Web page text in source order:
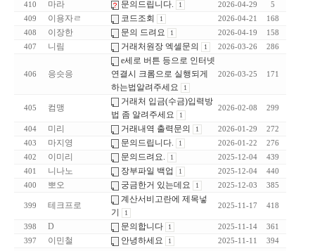
410
마라 문의드립니다. 1 2026-04-29
5
409
이용자ㄹ 코드조회 1 2026-04-21
168
408
이장한 문의 드려요 1 2026-04-19
158
407
니림 거래처원장 엑셀문의 1 2026-03-26 286
406 응슷응
e세로 버튼 등으로 인터넷
연결시 크롬으로 실행되게
하는법알려주세요
1
2026-03-25 171
405 컴맹
거래처 입금(수금)입력방
법 좀 알려주세요
1
2026-02-08 299
404 미리 거래내역 출력문의 1 2026-01-29
272
403
마지영 문의드립니다. 1 2026-01-22
276
402
이미리 문의드려요. 1 2025-12-04
439
401
니나노 장부파일 백업 1 2025-12-04
440
400
뽀오 궁금한거 있는데요 1 2025-12-03 385
399 테크프로
계산서비고란에 제목넣
기
1
2025-11-17 418
398 D 문의합니다 1 2025-11-14
361
397
이민철 안녕하세요 1 2025-11-11 394